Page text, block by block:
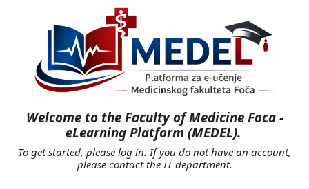
Welcome to the Faculty of Medicine Foca -
eLearning Platform (MEDEL).
To get started, please log in. If you do not have an account,
please contact the IT department.